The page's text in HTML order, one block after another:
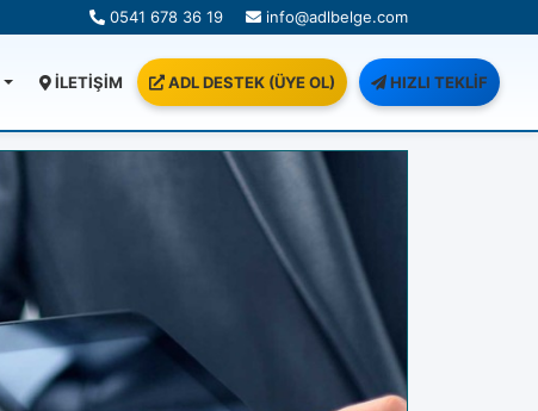
0541 678 36 19 info@adlbelge.com
İLETİŞİM ADL DESTEK (ÜYE OL) HIZLI TEKLİF